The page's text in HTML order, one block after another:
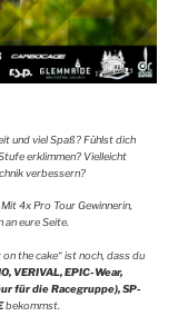
und viel Spaß? Fühlst dich
erklimmen? Vielleicht
verbessern?
4x Pro Tour Gewinnerin,
an eure Seite.
the cake“ ist noch, dass du
VERIVAL, EPIC-Wear,
für die Racegruppe), SP-
bekommst.